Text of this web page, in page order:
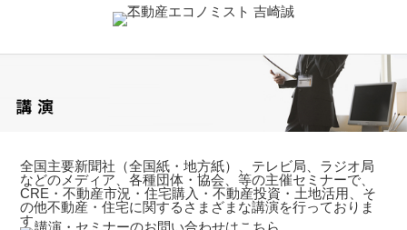
全国主要新聞社（全国紙・地方紙）、テレビ局、ラジオ局
などのメディア、各種団体・協会、等の主催セミナーで、
CRE・不動産市況・住宅購入・不動産投資・土地活用、そ
の他不動産・住宅に関するさまざまな講演を行っておりま
す。